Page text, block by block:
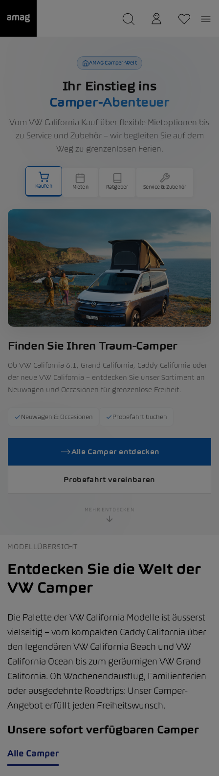
wurde als Ihre Garage gespeichert.
AMAG Camper-Welt
Ihr Einstieg ins
Camper-Abenteuer
Vom VW California Kauf über flexible Mietoptionen bis
zu Service und Zubehör – wir begleiten Sie auf dem
Weg zu grenzenlosen Ferien.
Kaufen Mieten Ratgeber Service & Zubehör
Finden Sie Ihren Traum-Camper
Ob VW California 6.1, Grand California, Caddy California oder
der neue VW California – entdecken Sie unser Sortiment an
Neuwagen und Occasionen für grenzenlose Freiheit.
Neuwagen & Occasionen Probefahrt buchen
Alle Camper entdecken
Probefahrt vereinbaren
MEHR ENTDECKEN
MODELLÜBERSICHT
Entdecken Sie die Welt der
VW Camper
Die Palette der VW California Modelle ist äusserst
vielseitig – vom kompakten Caddy California über
den legendären VW California Beach und VW
California Ocean bis zum geräumigen VW Grand
California. Ob Wochenendausflug, Familienferien
oder ausgedehnte Roadtrips: Unser Camper-
Angebot erfüllt jeden Freiheitswunsch.
Unsere sofort verfügbaren Camper
Alle Camper